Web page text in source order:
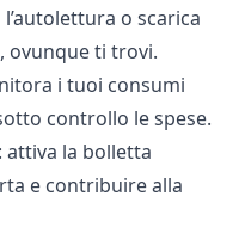
l’autolettura o scarica
ovunque ti trovi.
i tuoi consumi
controllo le spese.
: attiva la bolletta
e contribuire alla